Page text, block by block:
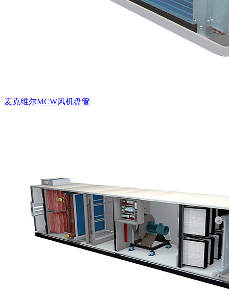
麦克维尔MCW风机盘管